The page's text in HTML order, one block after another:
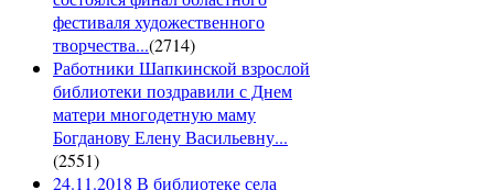
фестиваля художественного
творчества...(2714)
Работники Шапкинской взрослой
библиотеки поздравили с Днем
матери многодетную маму
Богданову Елену Васильевну...
(2551)
24.11.2018 В библиотеке села